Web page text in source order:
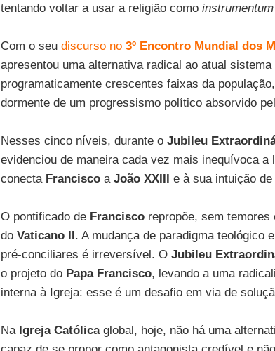
tentando voltar a usar a religião como
Com o seudiscurso no 3º Encontro Mundial dos
apresentou uma alternativa radical ao atual
programaticamente crescentes faixas da
dormente de um progressismo político absorvido
Nesses cinco níveis, durante o Jubileu
evidenciou de maneira cada vez mais inequívoca
conecta Franciscoa João XXIII e à sua intuição
O pontificado de Franciscorepropõe, sem temores
do Vaticano II. A mudança de paradigma teológico
pré-conciliares é irreversível. O Jubileu
o projeto do Papa Francisco, levando a uma
interna à Igreja: esse é um desafio em via de
Na Igreja Católicaglobal, hoje, não há uma